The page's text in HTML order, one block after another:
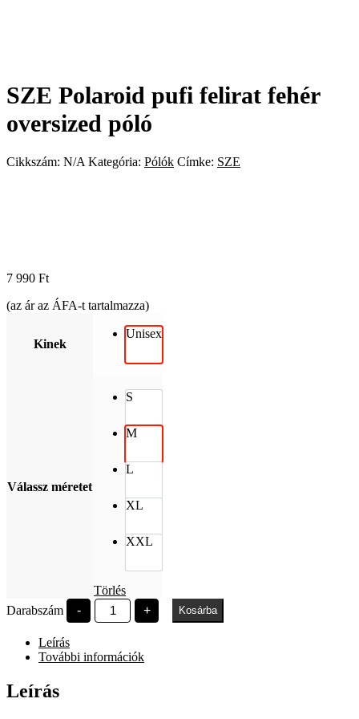
SZE Polaroid pufi felirat fehér
oversized póló
Cikkszám: N/A Kategória: Pólók Címke: SZE
7 990 Ft
(az ár az ÁFA-t tartalmazza)
Kinek
Unisex
Válassz méretet
S
M
L
XL
XXL
Törlés
Darabszám
-
SZE
Polaroid
fehér
+ Kosárba
Leírás
További információk
Leírás